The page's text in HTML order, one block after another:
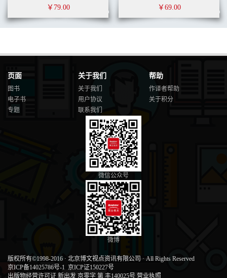
4.3 拓展内容：图表创建二法 / 126
4.4 拓展内容：图表快速美化大法 / 126
4.5 拓展内容：图表美化根本原则 / 126
5.1 模板的图标也是需要修改的 / 128
5.3 拓展内容：免费图标资源大搜罗 / 130
5.4 拓展内容：使用PPT绘制图标 / 130
任务6 文字处理——模板字数与实际不一致的处理方法 / 131
6.1 调整文字使其尽量与模板一致的四种方法 / 132
6.2 拓展内容：文字的容器——文本框 / 135
6.3 拓展内容：低配版图标——项目符号和编号 / 135
6.4 拓展内容：文字的水平对齐和垂直对齐 / 135
6.5 拓展内容：快速制作艺术字 / 135
任务7 解决修改模板的疑难杂症 / 136
7.1 模板的内容全是图片无法修改怎么办 / 136
7.2 模板的图表是用形状画的无法改数据怎么办 / 140
7.3 修改了幻灯片母版/版式，幻灯片却没有变怎么办 / 141
任务8 通关得秘籍之扫码答题通关后得到模板修改秘籍 / 143
第六关 补充，根据内容增加个性化页面 / 144
任务1 从别的模板搬运来适合的页面 / 144
1.1 复制粘贴的秘密——使用目标主题VS保留源格式 / 144
任务2 SmartArt快速制作个性化页面 / 149
2.1 聪明又漂亮的SmartArt / 149
￥79.00 ￥69.00
页面
图书
电子书
专题
关于我们
关于我们
用户协议
联系我们
帮助
作译者帮助
关于积分
微信公众号
微博
版权所有©1998-2016 · 北京博文视点资讯有限公司 · All Rights Reserved
京ICP备14025786号-1 京ICP证150227号
出版物经营许可证 新出发 京零字 第 丰140025号 营业执照